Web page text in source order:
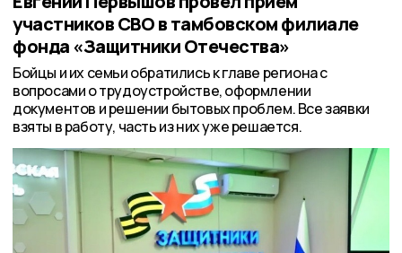
участников СВО в тамбовском филиале
фонда «Защитники Отечества»
Бойцы и их семьи обратились к главе региона с
вопросами о трудоустройстве, оформлении
документов и решении бытовых проблем. Все заявки
взяты в работу, часть из них уже решается.